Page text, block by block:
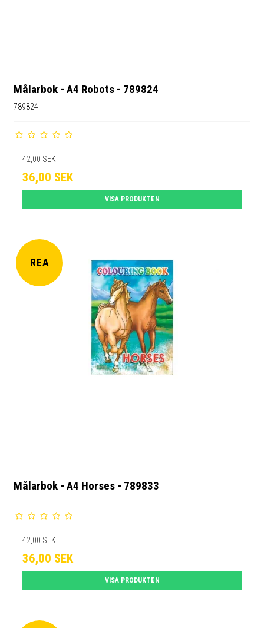
Målarbok - A4 Robots - 789824
789824
42,00 SEK
36,00 SEK
VISA PRODUKTEN
REA
Målarbok - A4 Horses - 789833
42,00 SEK
36,00 SEK
VISA PRODUKTEN